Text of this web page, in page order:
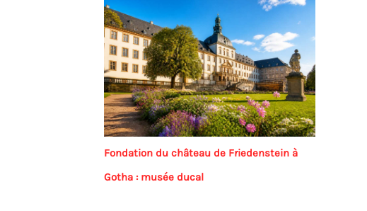
Fondation du château de Friedenstein à
Gotha : musée ducal